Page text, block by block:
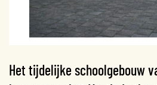
Het tijdelijke schoolgebouw